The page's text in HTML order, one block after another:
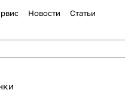
Новости Статьи